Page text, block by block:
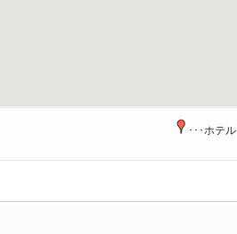
･･･ホテル